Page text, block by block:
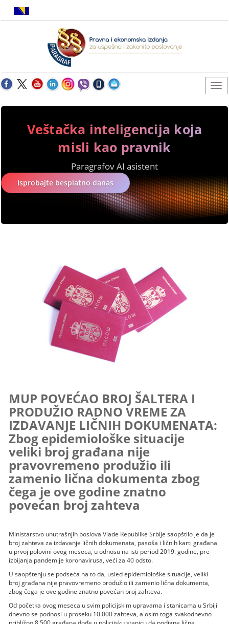
Veštačka inteligencija koja
misli kao pravnik
Paragrafov AI asistent
Isprobajte besplatno danas
MUP POVEĆAO BROJ ŠALTERA I
PRODUŽIO RADNO VREME ZA
IZDAVANJE LIČNIH DOKUMENATA:
Zbog epidemiološke situacije
veliki broj građana nije
pravovremeno produžio ili
zamenio lična dokumenta zbog
čega je ove godine znatno
povećan broj zahteva
Ministarstvo unutrašnjih poslova Vlade Republike Srbije saopštilo je da je
broj zahteva za izdavanje ličnih dokumenata, pasoša i ličnih karti građana
u prvoj polovini ovog meseca, u odnosu na isti period 2019. godine, pre
izbijanja pandemije koronavirusa, veći za 40 odsto.
U saopštenju se podseća na to da, usled epidemiološke situacije, veliki
broj građana nije pravovremeno produžio ili zamenio lična dokumenta,
zbog čega je ove godine znatno povećan broj zahteva.
Od početka ovog meseca u svim policijskim upravama i stanicama u Srbiji
dnevno se podnosi u proseku 10.000 zahteva, a osim toga svakodnevno